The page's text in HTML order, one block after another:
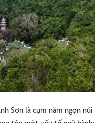
Sơn là cụm năm ngọn núi